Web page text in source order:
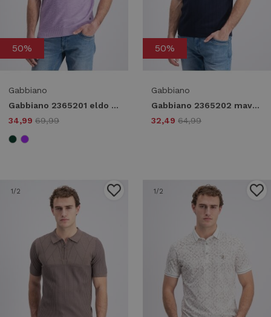
50%
Gabbiano
Gabbiano 2365201 eldo Poloshirts 2341 lavender sky
34,99 69,99
50%
Gabbiano
Gabbiano 2365202 mavon Poloshirts 301 navy
32,49 64,99
1/2 1/2